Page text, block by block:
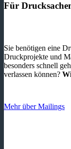
Für
Sie benötigen eine
Druckprojekte und
besonders schnell
verlassen können?
Mehr über Mailings